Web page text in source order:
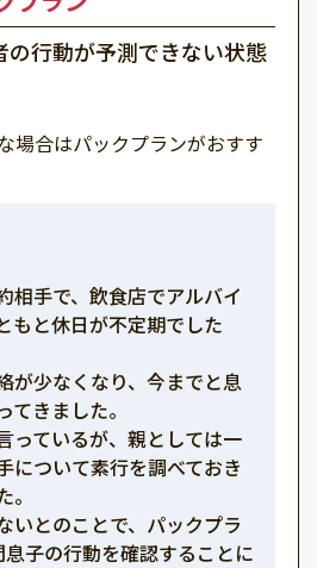
の行動が予測できない状態
場合はパックプランがおすす
相手で、飲食店でアルバイ
もと休日が不定期でした
が少なくなり、今までと息
きました。
っているが、親としては一
について素行を調べておき
いとのことで、パックプラ
子の行動を確認することに